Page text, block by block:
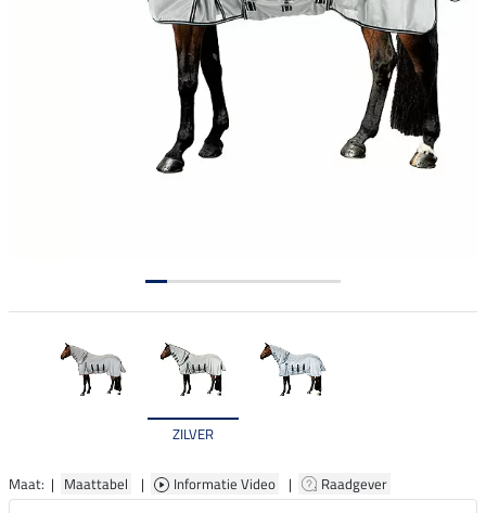
ZILVER
Maat: | Maattabel | Informatie Video | Raadgever